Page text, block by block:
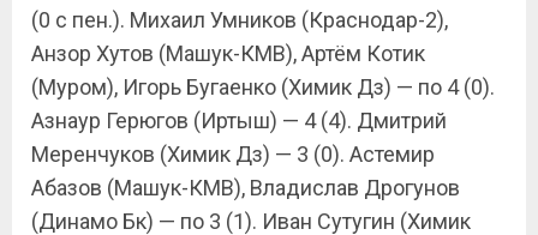
(0 с пен.). Михаил Умников (Краснодар-2),
Анзор Хутов (Машук-КМВ), Артём Котик
(Муром), Игорь Бугаенко (Химик Дз) — по 4 (0).
Азнаур Герюгов (Иртыш) — 4 (4). Дмитрий
Меренчуков (Химик Дз) — 3 (0). Астемир
Абазов (Машук-КМВ), Владислав Дрогунов
(Динамо Бк) — по 3 (1). Иван Сутугин (Химик